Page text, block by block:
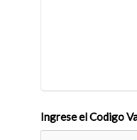
Ingrese el Codigo